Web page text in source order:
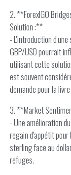
2. **ForexIGO
Solution :**
- L'introduction
GBP/USD pourrait
utilisant cette
est souvent
demande pour la
3. **Market
- Une amélioration
regain d'appétit
sterling face au
refuges.